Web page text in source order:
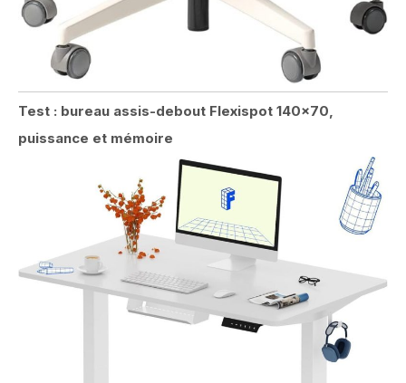
Test : bureau assis-debout Flexispot 140×70,
puissance et mémoire